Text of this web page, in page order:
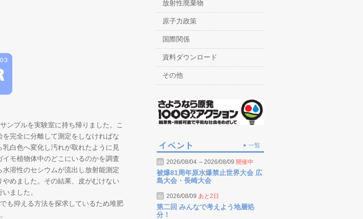
ンプルを実験室に持ち帰りました。こ
完全に分離して測定をしなければな
白色へ変化し汚れが取れたように見
モ植物体中のどこにいるのかを調査
溶性のセシウムが流出し放射能測定
めました。その結果、皮がむけない
ました。
も抑える方法を探求しているため堆肥
放射性廃棄物
原子力政策
国際関係
資料ダウンロード
その他
一覧
2026/08/04 ～2026/08/09 開催中
被爆81周年原水爆禁止世界大会 広
島大会・長崎大会
2026/08/09 あと2日
第二回 みんなで考えよう地層処
分！